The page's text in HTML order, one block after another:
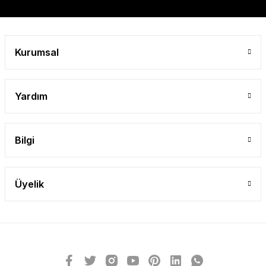
Kurumsal
Yardım
Bilgi
Üyelik